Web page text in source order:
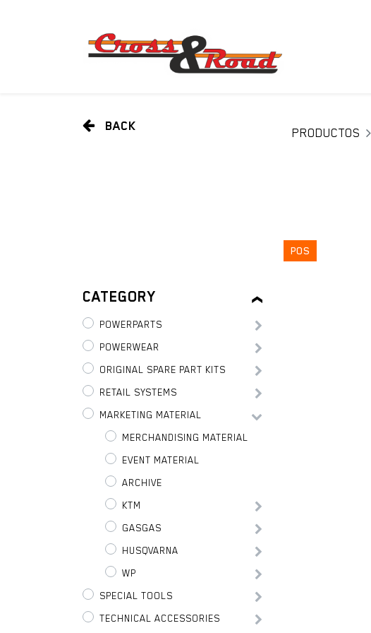
BACK PRODUCTOS
POS
CATEGORY
POWERPARTS
POWERWEAR
ORIGINAL SPARE PART KITS
RETAIL SYSTEMS
MARKETING MATERIAL
MERCHANDISING MATERIAL
EVENT MATERIAL
ARCHIVE
KTM
GASGAS
HUSQVARNA
WP
SPECIAL TOOLS
TECHNICAL ACCESSORIES